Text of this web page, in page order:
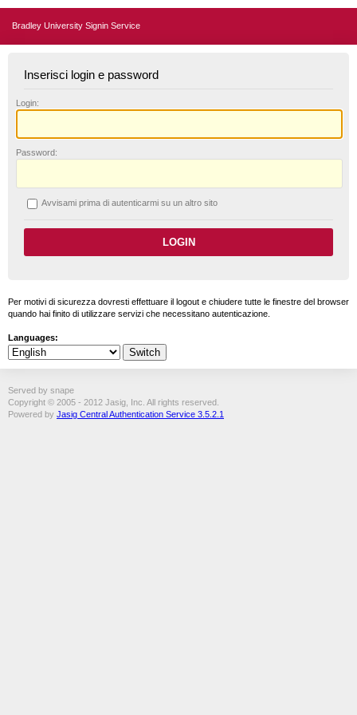
Bradley University Signin Service
Inserisci login e password
L ogin:
Password:
Avvisami prima di autenticarmi su un altro sito
Per motivi di sicurezza dovresti effettuare il logout e chiudere tutte le finestre del browser
quando hai finito di utilizzare servizi che necessitano autenticazione.
Languages:
Served by snape
Copyright © 2005 - 2012 Jasig, Inc. All rights reserved.
Powered by Jasig Central Authentication Service 3.5.2.1